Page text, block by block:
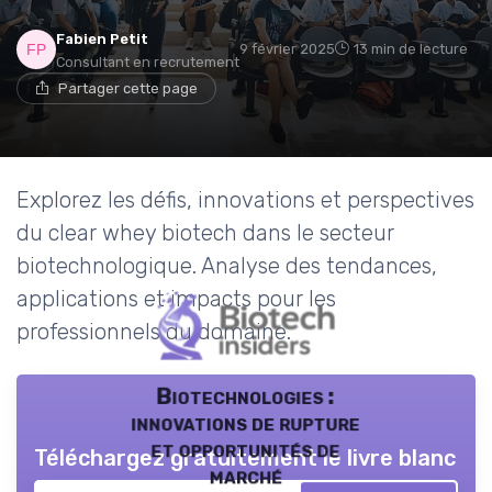
Fabien Petit
Consultant en recrutement
9 février 2025 13 min de lecture
Partager cette page
Explorez les défis, innovations et perspectives
du clear whey biotech dans le secteur
biotechnologique. Analyse des tendances,
applications et impacts pour les
professionnels du domaine.
Biotechnologies :
innovations de rupture
et opportunités de
marché
Téléchargez gratuitement le livre blanc